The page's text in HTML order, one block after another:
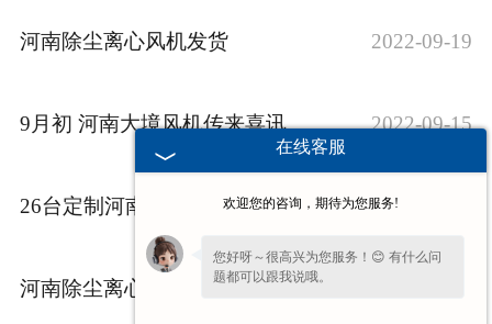
河南除尘离心风机发货 2022-09-19
9月初 河南大境风机传来喜讯 2022-09-15
26台定制河南洗车风机整装待发 2022-09-05
河南除尘离心风机发往广西
在线客服
欢迎您的咨询，期待为您服务!
您好呀～很高兴为您服务！😊 有什么问
题都可以跟我说哦。